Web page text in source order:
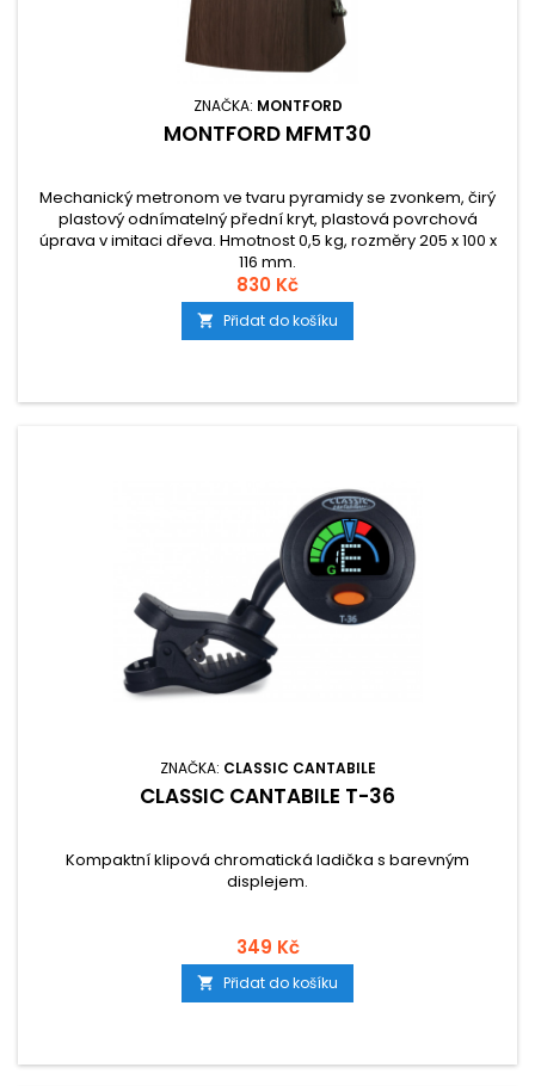
ZNAČKA: MONTFORD
MONTFORD MFMT30
Mechanický metronom ve tvaru pyramidy se zvonkem, čirý
plastový odnímatelný přední kryt, plastová povrchová
úprava v imitaci dřeva. Hmotnost 0,5 kg, rozměry 205 x 100 x
116 mm.
830 Kč
 Přidat do košíku
ZNAČKA: CLASSIC CANTABILE
CLASSIC CANTABILE T-36
Kompaktní klipová chromatická ladička s barevným
displejem.
349 Kč
 Přidat do košíku